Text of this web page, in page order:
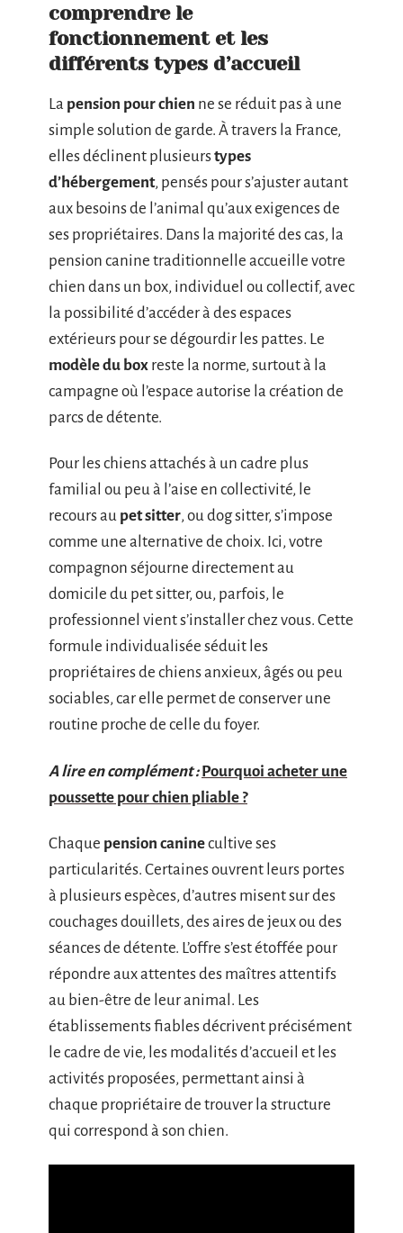
comprendre le
fonctionnement et les
différents types d’accueil
La pension pour chien ne se réduit pas à une
simple solution de garde. À travers la France,
elles déclinent plusieurstypes
d’hébergement, pensés pour s’ajuster autant
aux besoins de l’animal qu’aux exigences de
ses propriétaires. Dans la majorité des cas, la
pension canine traditionnelle accueille votre
chien dans un box, individuel ou collectif, avec
la possibilité d’accéder à des espaces
extérieurs pour se dégourdir les pattes. Le
modèle du box reste la norme, surtout à la
campagne où l’espace autorise la création de
parcs de détente.
Pour les chiens attachés à un cadre plus
familial ou peu à l’aise en collectivité, le
recours au pet sitter, ou dog sitter, s’impose
comme une alternative de choix. Ici, votre
compagnon séjourne directement au
domicile du pet sitter, ou, parfois, le
professionnel vient s’installer chez vous. Cette
formule individualisée séduit les
propriétaires de chiens anxieux, âgés ou peu
sociables, car elle permet de conserver une
routine proche de celle du foyer.
A lire en complément : Pourquoi acheter une
poussette pour chien pliable ?
Chaque pension caninecultive ses
particularités. Certaines ouvrent leurs portes
à plusieurs espèces, d’autres misent sur des
couchages douillets, des aires de jeux ou des
séances de détente. L’offre s’est étoffée pour
répondre aux attentes des maîtres attentifs
au bien-être de leur animal. Les
établissements fiables décrivent précisément
le cadre de vie, les modalités d’accueil et les
activités proposées, permettant ainsi à
chaque propriétaire de trouver la structure
qui correspond à son chien.